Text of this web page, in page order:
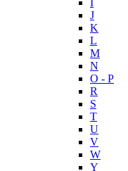
I
J
K
L
M
N
O - P
R
S
T
U
V
W
Y